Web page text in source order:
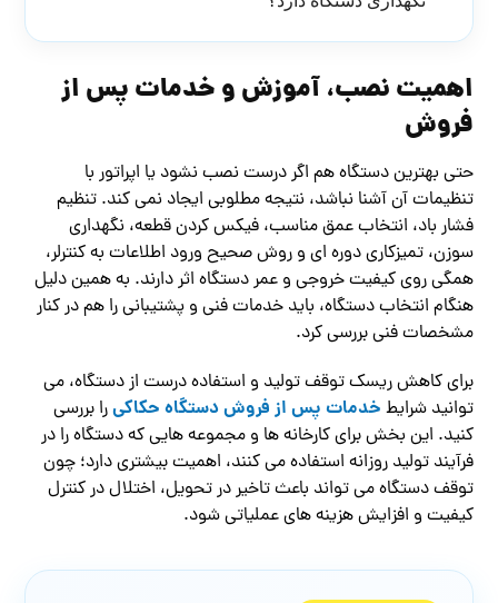
اهمیت نصب، آموزش و خدمات پس از
فروش
حتی بهترین دستگاه هم اگر درست نصب نشود یا اپراتور با
تنظیمات آن آشنا نباشد، نتیجه مطلوبی ایجاد نمی کند. تنظیم
فشار باد، انتخاب عمق مناسب، فیکس کردن قطعه، نگهداری
سوزن، تمیزکاری دوره ای و روش صحیح ورود اطلاعات به کنترلر،
همگی روی کیفیت خروجی و عمر دستگاه اثر دارند. به همین دلیل
هنگام انتخاب دستگاه، باید خدمات فنی و پشتیبانی را هم در کنار
مشخصات فنی بررسی کرد.
برای کاهش ریسک توقف تولید و استفاده درست از دستگاه، می
توانید شرایط خدمات پس از فروش دستگاه حکاکیرا بررسی
کنید. این بخش برای کارخانه ها و مجموعه هایی که دستگاه را در
فرآیند تولید روزانه استفاده می کنند، اهمیت بیشتری دارد؛ چون
توقف دستگاه می تواند باعث تاخیر در تحویل، اختلال در کنترل
کیفیت و افزایش هزینه های عملیاتی شود.